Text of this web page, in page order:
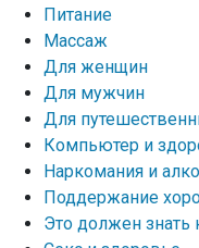
Питание
Массаж
Для женщин
Для мужчин
Для
Компьютер и
Наркомания и
Поддержание
Это должен